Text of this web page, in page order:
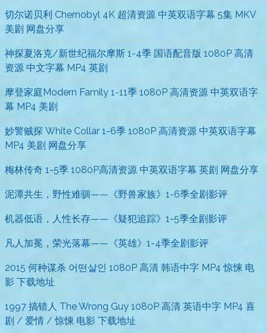
切尔诺贝利 Chernobyl 4K 超清资源 中英双语字幕 5集 MKV
美剧 网盘分享
神探夏洛克/新世纪福尔摩斯 1-4季 国语配音版 1080P 高清
资源 中文字幕 MP4 英剧
摩登家庭Modern Family 1-11季 1080P 高清资源 中英双语字
幕 MP4 美剧
妙警贼探 White Collar 1-6季 1080P 高清资源 中英双语字幕
MP4 美剧 网盘分享
梅林传奇 1-5季 1080P高清资源 中英双语字幕 英剧 网盘分享
泥潭共生，野性难驯——《野兽家族》1-6季全剧影评
机器低语，人性长存——《疑犯追踪》1-5季全剧影评
凡人加冕，荣光落幕——《英雄》1-4季全剧影评
2015 何种谋杀 어떤살인 1080P 高清 韩语中字 MP4 惊悚 电
影 下载地址
1997 搞错人 The Wrong Guy 1080P 高清 英语中字 MP4 喜
剧 / 爱情 / 惊悚 电影 下载地址